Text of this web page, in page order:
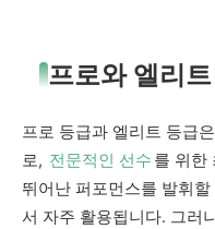
프로와 엘리
프로 등급과 엘리트 등급
로, 전문적인 선수 를 위한
뛰어난 퍼포먼스를 발휘
서 자주 활용됩니다. 그러